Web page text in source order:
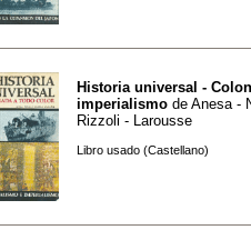
Historia universal -
imperialismo de Anesa -
Rizzoli - Larousse
Libro usado (Castellano)